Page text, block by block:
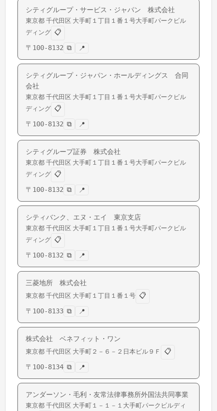
シティグループ・サービス・ジャパン 株式会社
東京都 千代田区 大手町 １丁目１番１号大手町パークビル
ディング 📋
〒 100-8132 ⧉ 📍
シティグループ・ジャパン・ホールディングス 合同
会社
東京都 千代田区 大手町 １丁目１番１号大手町パークビル
ディング 📋
〒 100-8132 ⧉ 📍
シティグループ証券 株式会社
東京都 千代田区 大手町 １丁目１番１号大手町パークビル
ディング 📋
〒 100-8132 ⧉ 📍
シティバンク、エヌ・エイ 東京支店
東京都 千代田区 大手町 １丁目１番１号大手町パークビル
ディング 📋
〒 100-8132 ⧉ 📍
三菱地所 株式会社
東京都 千代田区 大手町 １丁目１番１号 📋
〒 100-8133 ⧉ 📍
株式会社 ベネフィット・ワン
東京都 千代田区 大手町 ２－６－２日本ビル９Ｆ
📋
〒 100-8134 ⧉ 📍
アンダーソン・毛利・友常法律事務所外国法共同事業
東京都 千代田区 大手町 １－１－１大手町パークビルディ